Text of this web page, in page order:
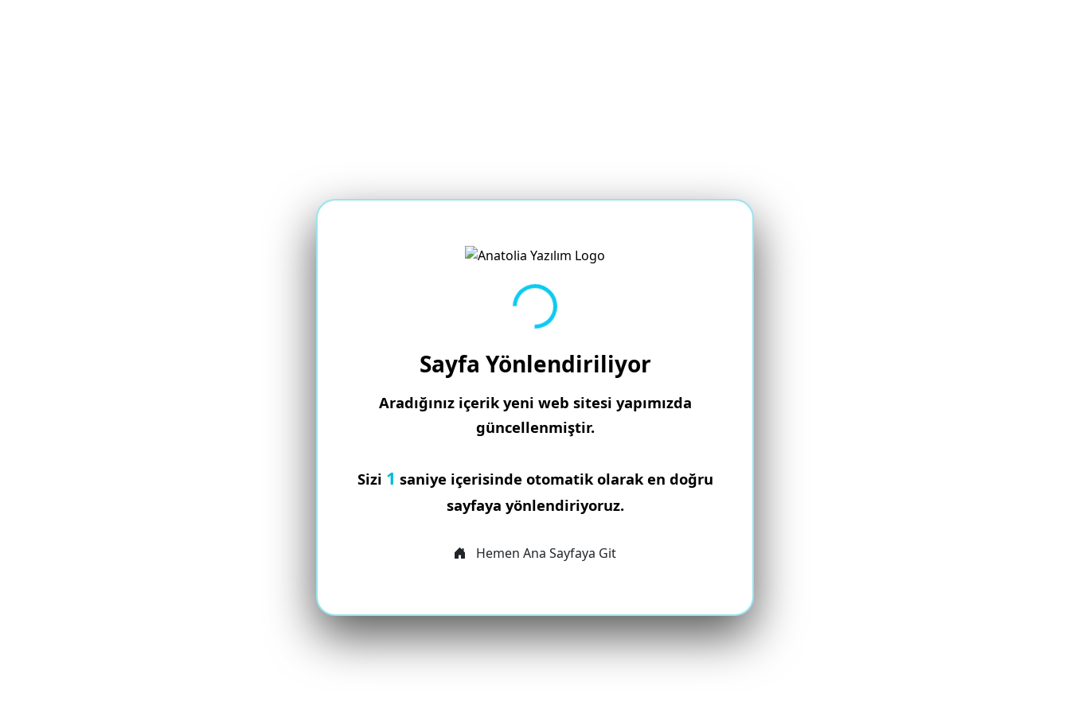
Yükleniyor...
Sayfa Yönlendiriliyor
Aradığınız içerik yeni web sitesi yapımızda
güncellenmiştir.
Sizi 1 saniye içerisinde otomatik olarak en doğru
sayfaya yönlendiriyoruz.
Hemen Ana Sayfaya Git